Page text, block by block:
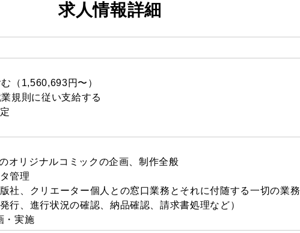
求人情報詳細
（1,560,693円〜）
規則に従い支給する
オリジナルコミックの企画、制作全般
管理
社、クリエーター個人との窓口業務とそれに付随する一切の業務
行、進行状況の確認、納品確認、請求書処理など）
・実施